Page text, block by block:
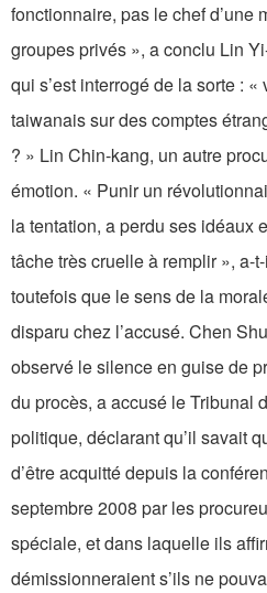
fonctionnaire, pas le chef d’une
groupes privés », a conclu Lin
qui s’est interrogé de la sorte :
taiwanais sur des comptes
? » Lin Chin-kang, un autre
émotion. « Punir un
la tentation, a perdu ses idéaux
tâche très cruelle à remplir », a-
toutefois que le sens de la
disparu chez l’accusé. Chen
observé le silence en guise de
du procès, a accusé le Tribunal
politique, déclarant qu’il savait
d’être acquitté depuis la
septembre 2008 par les
spéciale, et dans laquelle ils
démissionneraient s’ils ne